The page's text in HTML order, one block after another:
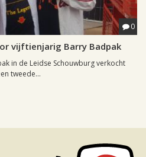
0
vijftienjarig Barry Badpak
in de Leidse Schouwburg verkocht
tweede...